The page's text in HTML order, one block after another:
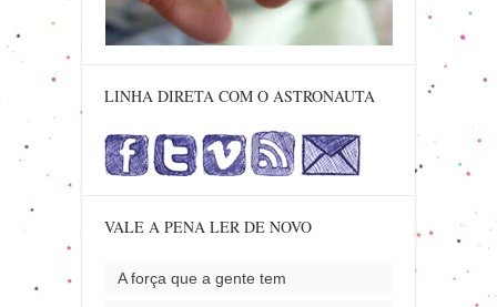
LINHA DIRETA COM O ASTRONAUTA
VALE A PENA LER DE NOVO
A força que a gente tem